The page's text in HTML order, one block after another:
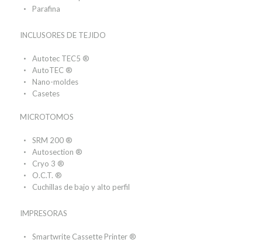
Parafina
INCLUSORES DE TEJIDO
Autotec TEC5 ®
AutoTEC ®
Nano-moldes
Casetes
MICROTOMOS
SRM 200 ®
Autosection ®
Cryo 3 ®
O.C.T. ®
Cuchillas de bajo y alto perfil
IMPRESORAS
Smartwrite Cassette Printer ®